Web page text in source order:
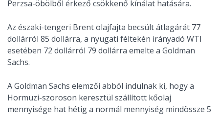
Perzsa-öbölből érkező csökkenő kínálat hatására.
Az északi-tengeri Brent olajfajta becsült átlagárát 77
dollárról 85 dollárra, a nyugati féltekén irányadó WTI
esetében 72 dollárról 79 dollárra emelte a Goldman
Sachs.
A Goldman Sachs elemzői abból indulnak ki, hogy a
Hormuzi-szoroson keresztül szállított kőolaj
mennyisége hat hétig a normál mennyiség mindössze 5